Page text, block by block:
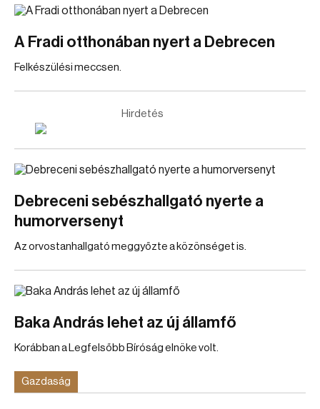
A Fradi otthonában nyert a Debrecen
Felkészülési meccsen.
Hirdetés
Debreceni sebészhallgató nyerte a
humorversenyt
Az orvostanhallgató meggyőzte a közönséget is.
Baka András lehet az új államfő
Korábban a Legfelsőbb Bíróság elnöke volt.
Gazdaság